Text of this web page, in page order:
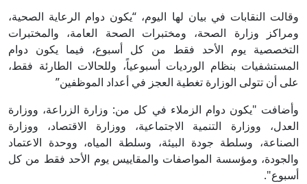
وقالت النقابات في بيان لها اليوم، “يكون دوام الرعاية الصحية،
ومراكز وزارة الصحة، ومختبرات الصحة العامة، والمختبرات
التخصصية يوم الأحد فقط من كل أسبوع، فيما يكون دوام
المستشفيات بنظام الورديات أسبوعياً، وللحالات الطارئة فقط،
على أن تتولى الوزارة تغطية العجز في أعداد الموظفين”
وأضافت "يكون دوام الزملاء في كل من: وزارة الزراعة، ووزارة
العدل، ووزارة التنمية الاجتماعية، ووزارة الاقتصاد، ووزارة
الصناعة، وسلطة جودة البيئة، وسلطة المياه، ووحدة الاعتماد
والجودة، ومؤسسة المواصفات والمقاييس يوم الأحد فقط من كل
أسبوع".